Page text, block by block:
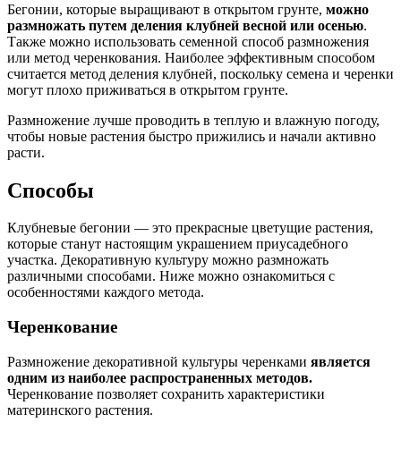
Бегонии, которые выращивают в открытом грунте, можно
размножать путем деления клубней весной или осенью.
Также можно использовать семенной способ размножения
или метод черенкования. Наиболее эффективным способом
считается метод деления клубней, поскольку семена и черенки
могут плохо приживаться в открытом грунте.
Размножение лучше проводить в теплую и влажную погоду,
чтобы новые растения быстро прижились и начали активно
расти.
Способы
Клубневые бегонии — это прекрасные цветущие растения,
которые станут настоящим украшением приусадебного
участка. Декоративную культуру можно размножать
различными способами. Ниже можно ознакомиться с
особенностями каждого метода.
Черенкование
Размножение декоративной культуры черенками является
одним из наиболее распространенных методов.
Черенкование позволяет сохранить характеристики
материнского растения.